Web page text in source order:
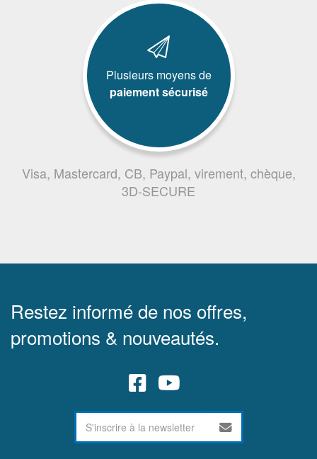
Plusieurs moyens de
paiement sécurisé
Visa, Mastercard, CB, Paypal, virement, chèque,
3D-SECURE
Restez informé de nos offres,
promotions & nouveautés.